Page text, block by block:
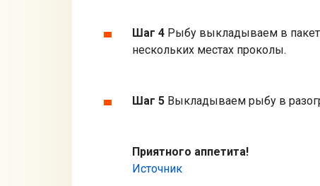
Шаг 4 Рыбу выкладываем в
нескольких местах проколы.
Шаг 5 Выкладываем рыбу в
Приятного аппетита!
Источник